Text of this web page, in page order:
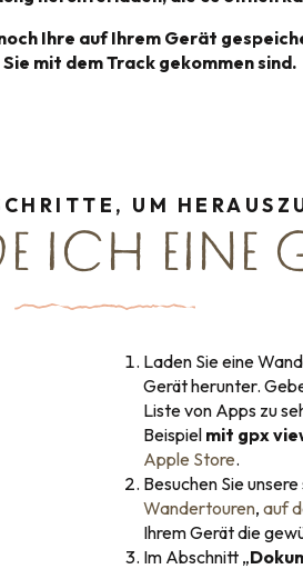
noch Ihre auf Ihrem Gerät
mit dem Track gekommen sind.
UM
ICH EINE
Laden Sie eine
Gerät herunter.
Liste von Apps zu
Beispiel mit gpx
Apple Store.
Besuchen Sie
Wandertouren, auf
Ihrem Gerät die
Im Abschnitt „